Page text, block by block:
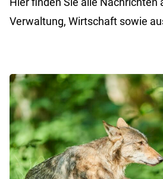
Verwaltung, Wirtschaft sowie